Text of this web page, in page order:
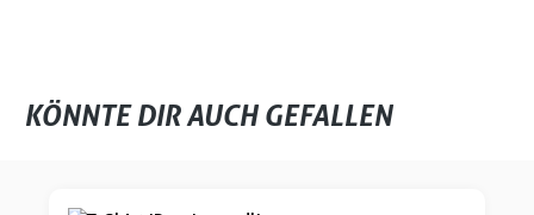
KÖNNTE DIR AUCH GEFALLEN